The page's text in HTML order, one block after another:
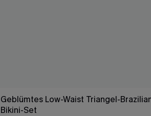
Geblümtes Low-Waist Triangel-
Bikini-Set